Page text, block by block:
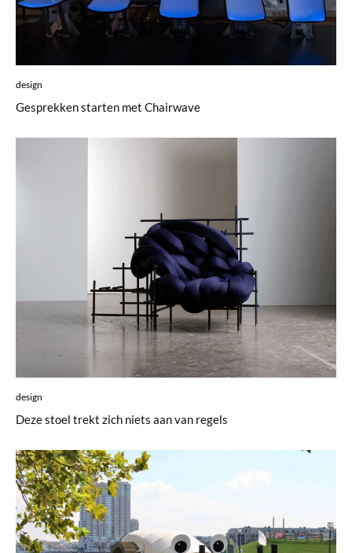
design
Gesprekken starten met Chairwave
design
Deze stoel trekt zich niets aan van regels